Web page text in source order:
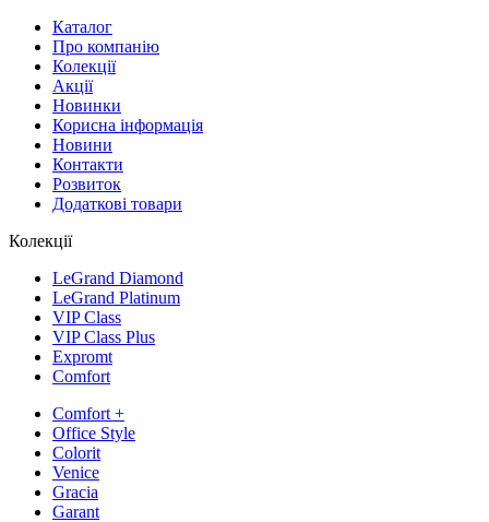
Каталог
Про компанію
Колекції
Акції
Новинки
Корисна інформація
Новини
Контакти
Розвиток
Додаткові товари
Колекції
LeGrand Diamond
LeGrand Platinum
VIP Class
VIP Class Plus
Expromt
Comfort
Comfort +
Office Style
Colorit
Venice
Gracia
Garant